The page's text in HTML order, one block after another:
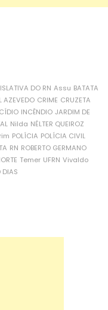
DO RN Assu BATATA
AZEVEDO CRIME CRUZETA
INCÊNDIO JARDIM DE
Nilda NÉLTER QUEIROZ
POLÍCIA POLÍCIA CIVIL
RN ROBERTO GERMANO
Temer UFRN Vivaldo
DIAS